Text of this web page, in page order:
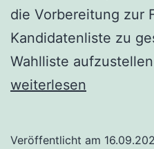
die Vorbereitung zur
Kandidatenliste zu
Wahlliste
weiterlesen
Veröffentlicht am